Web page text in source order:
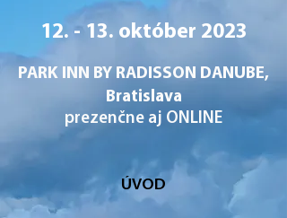
12. - 13. október 2023
PARK INN BY RADISSON DANUBE,
Bratislava
prezenčne aj ONLINE
ÚVOD